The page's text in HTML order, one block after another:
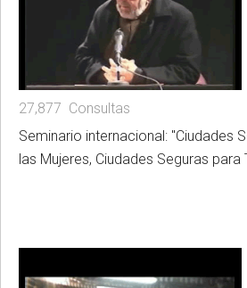
27,877 Consultas
Seminario internacional: "Ciudades
las Mujeres, Ciudades Seguras para